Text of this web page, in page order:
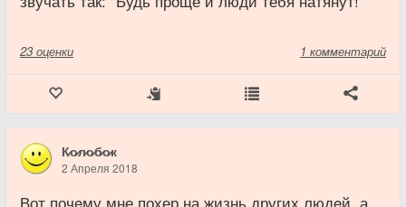
23 оценки 1 комментарий
К̷о̷л̷о̷б̷о̷к
2 Апреля 2018
Вот почeму мне похер на жизнь других людeй, а